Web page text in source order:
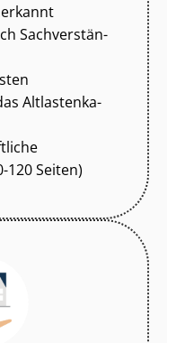
Sach­ver­stän­
Alt­las­ten­ka­
120 Seiten)